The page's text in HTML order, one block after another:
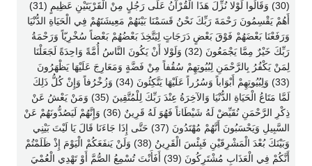
(30) وَقَالُوا لَوْلا نُزِّلَ هَذَا الْقُرْآنُ عَلَى رَجُلٍ مِنْ الْقَرْيَتَيْنِ عَظِيمٍ (31)
أَهُمْ يَقْسِمُونَ رَحْمَةَ رَبِّكَ نَحْنُ قَسَمْنَا بَيْنَهُمْ مَعِيشَتَهُمْ فِي الْحَيَاةِ الدُّنْيَا
وَرَفَعْنَا بَعْضَهُمْ فَوْقَ بَعْضٍ دَرَجَاتٍ لِيَتَّخِذَ بَعْضُهُمْ بَعْضاً سُخْرِيّاً وَرَحْمَةُ
رَبِّكَ خَيْرٌ مِمَّا يَجْمَعُونَ (32) وَلَوْلا أَنْ يَكُونَ النَّاسُ أُمَّةً وَاحِدَةً لَجَعَلْنَا
لِمَنْ يَكْفُرُ بِالرَّحْمَنِ لِبُيُوتِهِمْ سُقُفاً مِنْ فَضَّةٍ وَمَعَارِجَ عَلَيْهَا يَظْهَرُونَ
(33) وَلِبُيُوتِهِمْ أَبْوَاباً وَسُرُراً عَلَيْهَا يَتَّكِئُونَ (34) وَزُخْرُفاً وَإِنْ كُلُّ ذَلِكَ
لَمَّا مَتَاعُ الْحَيَاةِ الدُّنْيَا وَالآخِرَةُ عِنْدَ رَبِّكَ لِلْمُتَّقِينَ (35) وَمَنْ يَعْشُ عَنْ
ذِكْرِ الرَّحْمَنِ نُقَيِّضْ لَهُ شَيْطَاناً فَهُوَ لَهُ قَرِينٌ (36) وَإِنَّهُمْ لَيَصُدُّونَهُمْ عَنْ
السَّبِيلِ وَيَحْسَبُونَ أَنَّهُمْ مُهْتَدُونَ (37) حَتَّى إِذَا جَاءَنَا قَالَ يَا لَيْتَ بَيْنِي
وَبَيْنَكَ بُعْدَ الْمَشْرِقَيْنِ فَبِئْسَ الْقَرِينُ (38) وَلَنْ يَنفَعَكُمْ الْيَوْمَ إِذْ ظَلَمْتُمْ
أَنَّكُمْ فِي الْعَذَابِ مُشْتَرِكُونَ (39) أَفَأَنْتَ تُسْمِعُ الصُّمَّ أَوْ تَهْدِي الْعُمْيَ